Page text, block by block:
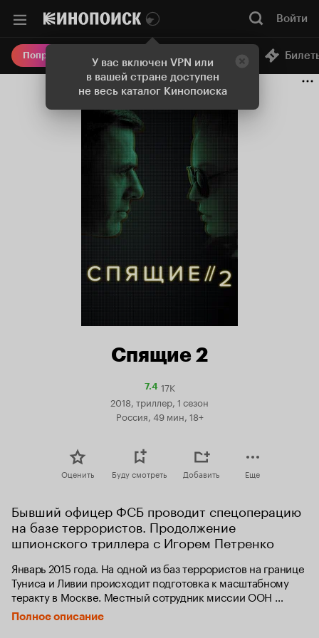
У вас включен VPN или
в вашей стране доступен
не весь каталог Кинопоиска
Войти
Попробовать Плюс Онлайн-кинотеатр
Спящие 2
7.4Рейтинг
Кинопоиска
17K
2018, триллер, 1 сезон
Россия, 49 мин, 18+
Оценить Буду смотреть Добавить Еще
Бывший офицер ФСБ проводит спецоперацию
на базе террористов. Продолжение
шпионского триллера с Игорем Петренко
Январь 2015 года. На одной из баз террористов на границе
Туниса и Ливии происходит подготовка к масштабному
теракту в Москве. Местный сотрудник миссии ООН
Джафар Сафради, инспектирующий лагерь беженцев, под
прикрытием которого расположена база террористов,
Полное описание